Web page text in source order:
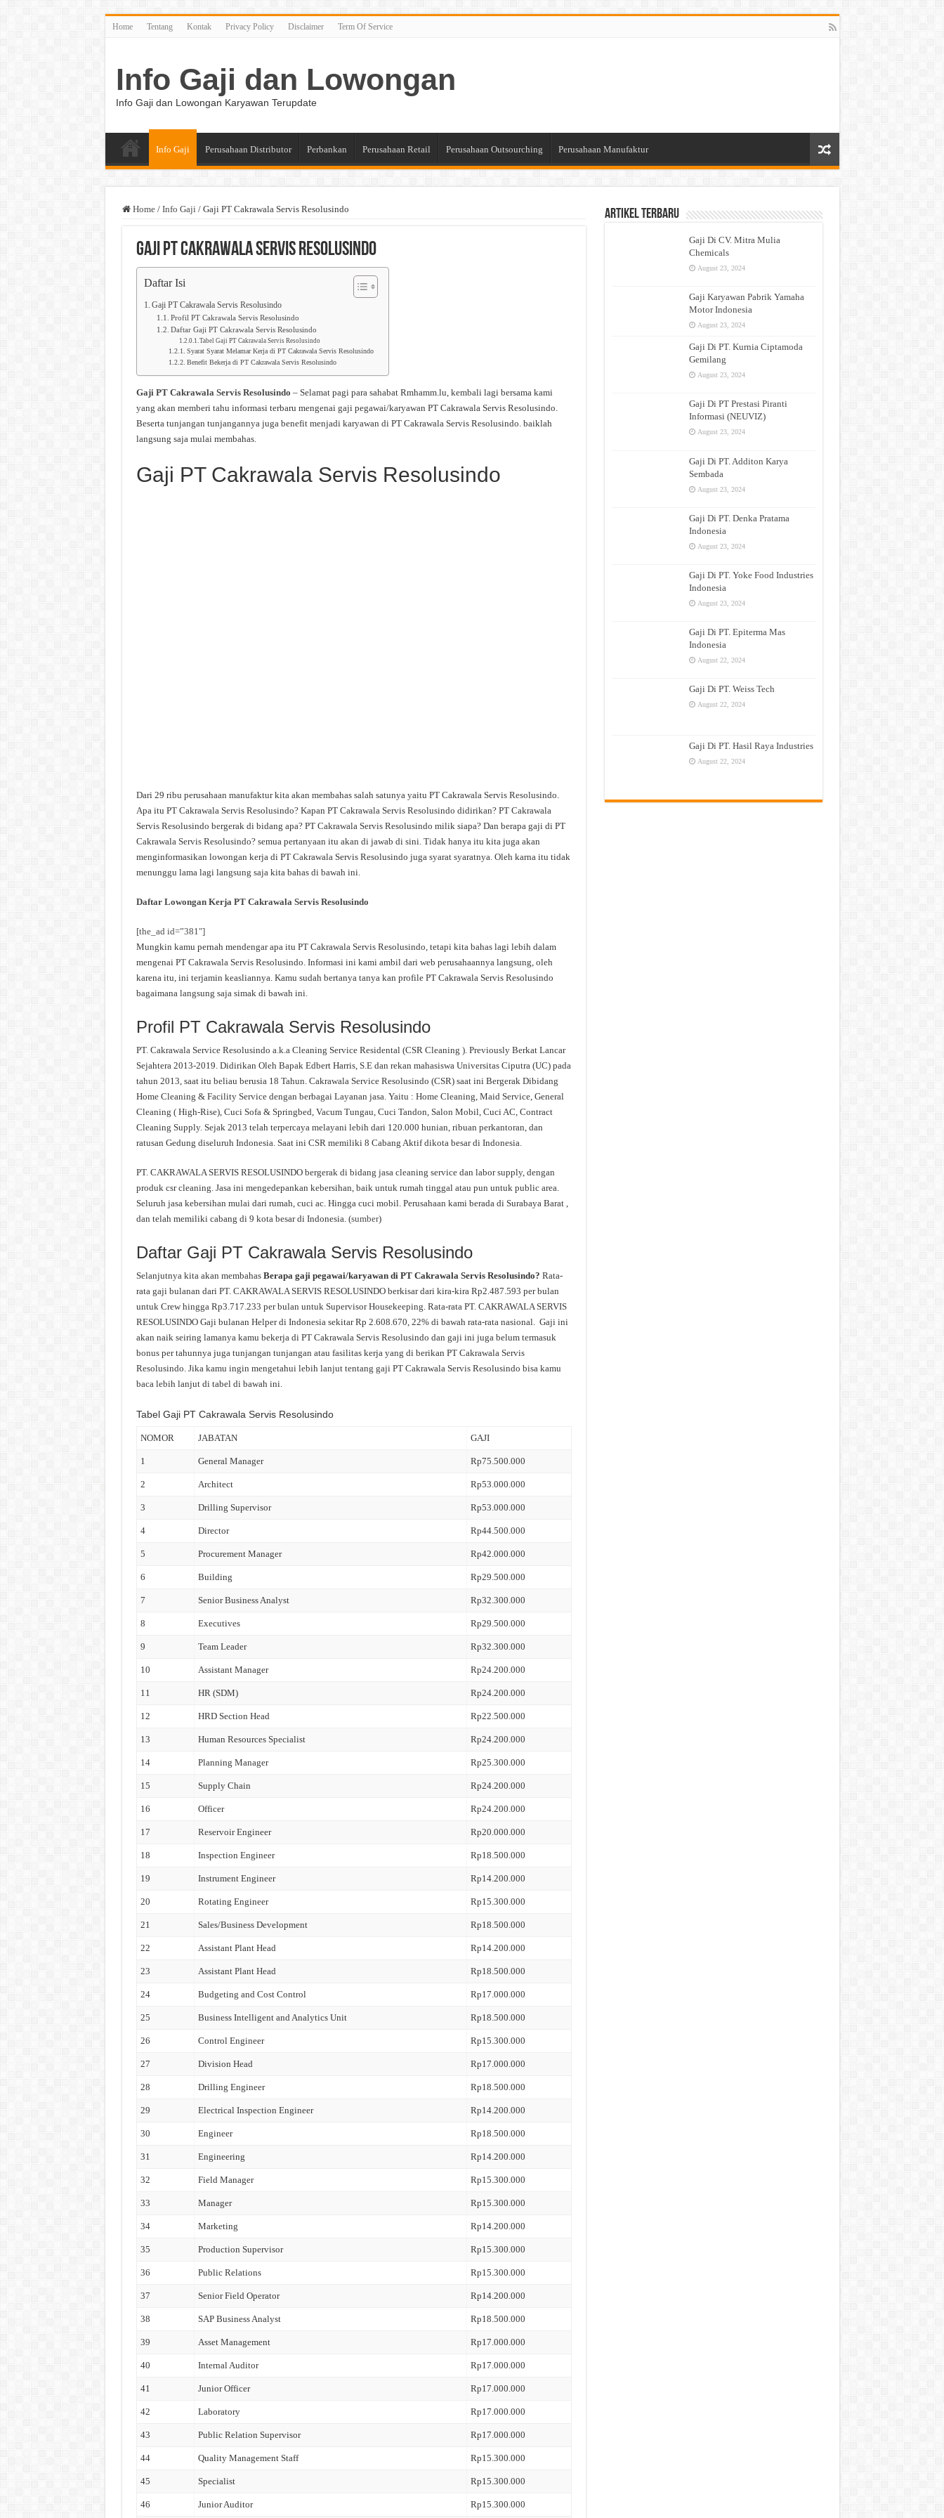
Home Tentang Kontak Privacy Policy Disclaimer Term Of Service
Info Gaji dan Lowongan
Info Gaji dan Lowongan Karyawan Terupdate
Info Gaji Perusahaan Distributor Perbankan Perusahaan Retail Perusahaan Outsourching Perusahaan Manufaktur
Home / Info Gaji / Gaji PT Cakrawala Servis Resolusindo
Gaji PT Cakrawala Servis Resolusindo
Daftar Isi
Gaji PT Cakrawala Servis Resolusindo
Profil PT Cakrawala Servis Resolusindo
Daftar Gaji PT Cakrawala Servis Resolusindo
Tabel Gaji PT Cakrawala Servis Resolusindo
Syarat Syarat Melamar Kerja di PT Cakrawala Servis Resolusindo
Benefit Bekerja di PT Cakrawala Servis Resolusindo
Gaji PT Cakrawala Servis Resolusindo – Selamat pagi para sahabat Rmhamm.lu, kembali lagi bersama kami
yang akan memberi tahu informasi terbaru mengenai gaji pegawai/karyawan PT Cakrawala Servis Resolusindo.
Beserta tunjangan tunjangannya juga benefit menjadi karyawan di PT Cakrawala Servis Resolusindo. baiklah
langsung saja mulai membahas.
Gaji PT Cakrawala Servis Resolusindo
Dari 29 ribu perusahaan manufaktur kita akan membahas salah satunya yaitu PT Cakrawala Servis Resolusindo.
Apa itu PT Cakrawala Servis Resolusindo? Kapan PT Cakrawala Servis Resolusindo didirikan? PT Cakrawala
Servis Resolusindo bergerak di bidang apa? PT Cakrawala Servis Resolusindo milik siapa? Dan berapa gaji di PT
Cakrawala Servis Resolusindo? semua pertanyaan itu akan di jawab di sini. Tidak hanya itu kita juga akan
menginformasikan lowongan kerja di PT Cakrawala Servis Resolusindo juga syarat syaratnya. Oleh karna itu tidak
menunggu lama lagi langsung saja kita bahas di bawah ini.
Daftar Lowongan Kerja PT Cakrawala Servis Resolusindo
[the_ad id=”381″]
Mungkin kamu pernah mendengar apa itu PT Cakrawala Servis Resolusindo, tetapi kita bahas lagi lebih dalam
mengenai PT Cakrawala Servis Resolusindo. Informasi ini kami ambil dari web perusahaannya langsung, oleh
karena itu, ini terjamin keasliannya. Kamu sudah bertanya tanya kan profile PT Cakrawala Servis Resolusindo
bagaimana langsung saja simak di bawah ini.
Profil PT Cakrawala Servis Resolusindo
PT. Cakrawala Service Resolusindo a.k.a Cleaning Service Residental (CSR Cleaning ). Previously Berkat Lancar
Sejahtera 2013-2019. Didirikan Oleh Bapak Edbert Harris, S.E dan rekan mahasiswa Universitas Ciputra (UC) pada
tahun 2013, saat itu beliau berusia 18 Tahun. Cakrawala Service Resolusindo (CSR) saat ini Bergerak Dibidang
Home Cleaning & Facility Service dengan berbagai Layanan jasa. Yaitu : Home Cleaning, Maid Service, General
Cleaning ( High-Rise), Cuci Sofa & Springbed, Vacum Tungau, Cuci Tandon, Salon Mobil, Cuci AC, Contract
Cleaning Supply. Sejak 2013 telah terpercaya melayani lebih dari 120.000 hunian, ribuan perkantoran, dan
ratusan Gedung diseluruh Indonesia. Saat ini CSR memiliki 8 Cabang Aktif dikota besar di Indonesia.
PT. CAKRAWALA SERVIS RESOLUSINDO bergerak di bidang jasa cleaning service dan labor supply, dengan
produk csr cleaning. Jasa ini mengedepankan kebersihan, baik untuk rumah tinggal atau pun untuk public area.
Seluruh jasa kebersihan mulai dari rumah, cuci ac. Hingga cuci mobil. Perusahaan kami berada di Surabaya Barat ,
dan telah memiliki cabang di 9 kota besar di Indonesia. (sumber)
Daftar Gaji PT Cakrawala Servis Resolusindo
Selanjutnya kita akan membahas Berapa gaji pegawai/karyawan di PT Cakrawala Servis Resolusindo? Rata-
rata gaji bulanan dari PT. CAKRAWALA SERVIS RESOLUSINDO berkisar dari kira-kira Rp2.487.593 per bulan
untuk Crew hingga Rp3.717.233 per bulan untuk Supervisor Housekeeping. Rata-rata PT. CAKRAWALA SERVIS
RESOLUSINDO Gaji bulanan Helper di Indonesia sekitar Rp 2.608.670, 22% di bawah rata-rata nasional. Gaji ini
akan naik seiring lamanya kamu bekerja di PT Cakrawala Servis Resolusindo dan gaji ini juga belum termasuk
bonus per tahunnya juga tunjangan tunjangan atau fasilitas kerja yang di berikan PT Cakrawala Servis
Resolusindo. Jika kamu ingin mengetahui lebih lanjut tentang gaji PT Cakrawala Servis Resolusindo bisa kamu
baca lebih lanjut di tabel di bawah ini.
Tabel Gaji PT Cakrawala Servis Resolusindo
NOMOR JABATAN GAJI
1 General Manager Rp75.500.000
2 Architect Rp53.000.000
3 Drilling Supervisor Rp53.000.000
4 Director Rp44.500.000
5 Procurement Manager Rp42.000.000
6 Building Rp29.500.000
7 Senior Business Analyst Rp32.300.000
8 Executives Rp29.500.000
9 Team Leader Rp32.300.000
10 Assistant Manager Rp24.200.000
11 HR (SDM) Rp24.200.000
12 HRD Section Head Rp22.500.000
13 Human Resources Specialist Rp24.200.000
14 Planning Manager Rp25.300.000
15 Supply Chain Rp24.200.000
16 Officer Rp24.200.000
17 Reservoir Engineer Rp20.000.000
18 Inspection Engineer Rp18.500.000
19 Instrument Engineer Rp14.200.000
20 Rotating Engineer Rp15.300.000
21 Sales/Business Development Rp18.500.000
22 Assistant Plant Head Rp14.200.000
23 Assistant Plant Head Rp18.500.000
24 Budgeting and Cost Control Rp17.000.000
25 Business Intelligent and Analytics Unit Rp18.500.000
26 Control Engineer Rp15.300.000
27 Division Head Rp17.000.000
28 Drilling Engineer Rp18.500.000
29 Electrical Inspection Engineer Rp14.200.000
30 Engineer Rp18.500.000
31 Engineering Rp14.200.000
32 Field Manager Rp15.300.000
33 Manager Rp15.300.000
34 Marketing Rp14.200.000
35 Production Supervisor Rp15.300.000
36 Public Relations Rp15.300.000
37 Senior Field Operator Rp14.200.000
38 SAP Business Analyst Rp18.500.000
39 Asset Management Rp17.000.000
40 Internal Auditor Rp17.000.000
41 Junior Officer Rp17.000.000
42 Laboratory Rp17.000.000
43 Public Relation Supervisor Rp17.000.000
44 Quality Management Staff Rp15.300.000
45 Specialist Rp15.300.000
46 Junior Auditor Rp15.300.000
Artikel Terbaru
Gaji Di CV. Mitra Mulia
Chemicals
August 23, 2024
Gaji Karyawan Pabrik Yamaha
Motor Indonesia
August 23, 2024
Gaji Di PT. Kurnia Ciptamoda
Gemilang
August 23, 2024
Gaji Di PT Prestasi Piranti
Informasi (NEUVIZ)
August 23, 2024
Gaji Di PT. Additon Karya
Sembada
August 23, 2024
Gaji Di PT. Denka Pratama
Indonesia
August 23, 2024
Gaji Di PT. Yoke Food Industries
Indonesia
August 23, 2024
Gaji Di PT. Epiterma Mas
Indonesia
August 22, 2024
Gaji Di PT. Weiss Tech
August 22, 2024
Gaji Di PT. Hasil Raya Industries
August 22, 2024